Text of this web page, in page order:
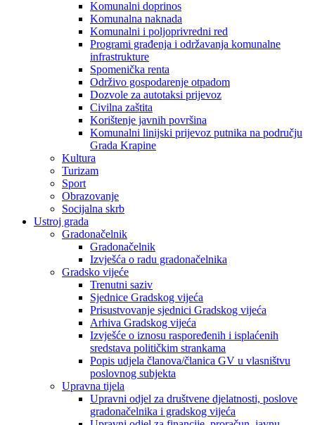
Komunalni doprinos
Komunalna naknada
Komunalni i poljoprivredni red
Programi građenja i održavanja komunalne
infrastrukture
Spomenička renta
Održivo gospodarenje otpadom
Dozvole za autotaksi prijevoz
Civilna zaštita
Korištenje javnih površina
Komunalni linijski prijevoz putnika na području
Grada Krapine
Kultura
Turizam
Sport
Obrazovanje
Socijalna skrb
Ustroj grada
Gradonačelnik
Gradonačelnik
Izvješća o radu gradonačelnika
Gradsko vijeće
Trenutni saziv
Sjednice Gradskog vijeća
Prisustvovanje sjednici Gradskog vijeća
Arhiva Gradskog vijeća
Izvješće o iznosu raspoređenih i isplaćenih
sredstava političkim strankama
Popis udjela članova/članica GV u vlasništvu
poslovnog subjekta
Upravna tijela
Upravni odjel za društvene djelatnosti, poslove
gradonačelnika i gradskog vijeća